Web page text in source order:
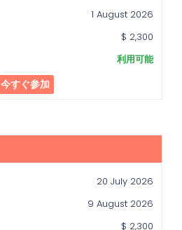
1 August 2026
$ 2,300
利用可能
今すぐ参加
20 July 2026
9 August 2026
$ 2,300